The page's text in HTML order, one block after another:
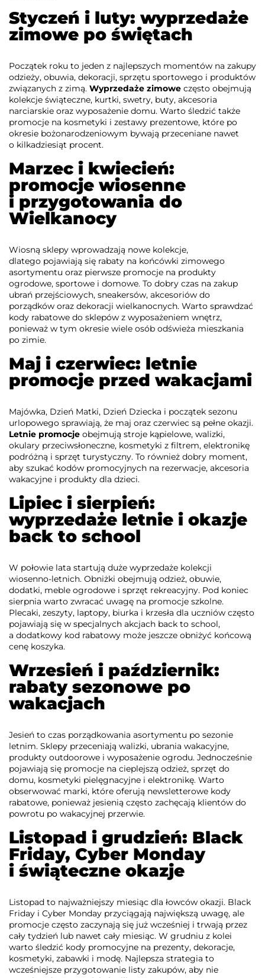
Styczeń i luty: wyprzedaże
zimowe po świętach
Początek roku to jeden z najlepszych momentów na zakupy
odzieży, obuwia, dekoracji, sprzętu sportowego i produktów
związanych z zimą. Wyprzedaże zimowe często obejmują
kolekcje świąteczne, kurtki, swetry, buty, akcesoria
narciarskie oraz wyposażenie domu. Warto śledzić także
promocje na kosmetyki i zestawy prezentowe, które po
okresie bożonarodzeniowym bywają przeceniane nawet
o kilkadziesiąt procent.
Marzec i kwiecień:
promocje wiosenne
i przygotowania do
Wielkanocy
Wiosną sklepy wprowadzają nowe kolekcje,
dlatego pojawiają się rabaty na końcówki zimowego
asortymentu oraz pierwsze promocje na produkty
ogrodowe, sportowe i domowe. To dobry czas na zakup
ubrań przejściowych, sneakersów, akcesoriów do
porządków oraz dekoracji wielkanocnych. Warto sprawdzać
kody rabatowe do sklepów z wyposażeniem wnętrz,
ponieważ w tym okresie wiele osób odświeża mieszkania
po zimie.
Maj i czerwiec: letnie
promocje przed wakacjami
Majówka, Dzień Matki, Dzień Dziecka i początek sezonu
urlopowego sprawiają, że maj oraz czerwiec są pełne okazji.
Letnie promocje obejmują stroje kąpielowe, walizki,
okulary przeciwsłoneczne, kosmetyki z filtrem, elektronikę
podróżną i sprzęt turystyczny. To również dobry moment,
aby szukać kodów promocyjnych na rezerwacje, akcesoria
wakacyjne i produkty dla dzieci.
Lipiec i sierpień:
wyprzedaże letnie i okazje
back to school
W połowie lata startują duże wyprzedaże kolekcji
wiosenno-letnich. Obniżki obejmują odzież, obuwie,
dodatki, meble ogrodowe i sprzęt rekreacyjny. Pod koniec
sierpnia warto zwracać uwagę na promocje szkolne.
Plecaki, zeszyty, laptopy, biurka i krzesła dla uczniów często
pojawiają się w specjalnych akcjach back to school,
a dodatkowy kod rabatowy może jeszcze obniżyć końcową
cenę koszyka.
Wrzesień i październik:
rabaty sezonowe po
wakacjach
Jesień to czas porządkowania asortymentu po sezonie
letnim. Sklepy przeceniają walizki, ubrania wakacyjne,
produkty outdoorowe i wyposażenie ogrodu. Jednocześnie
pojawiają się promocje na cieplejszą odzież, sprzęt do
domu, kosmetyki pielęgnacyjne i elektronikę. Warto
obserwować marki, które oferują newsletterowe kody
rabatowe, ponieważ jesienią często zachęcają klientów do
powrotu po wakacyjnej przerwie.
Listopad i grudzień: Black
Friday, Cyber Monday
i świąteczne okazje
Listopad to najważniejszy miesiąc dla łowców okazji. Black
Friday i Cyber Monday przyciągają największą uwagę, ale
promocje często zaczynają się już wcześniej i trwają przez
cały tydzień lub nawet cały miesiąc. W grudniu z kolei
warto śledzić kody promocyjne na prezenty, dekoracje,
kosmetyki, zabawki i modę. Najlepsza strategia to
wcześniejsze przygotowanie listy zakupów, aby nie